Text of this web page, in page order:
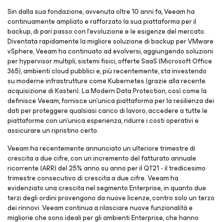
Sin dalla sua fondazione, avvenuta oltre 10 anni fa, Veeam ha
continuamente ampliato e rafforzato la sua piattaforma per il
backup, di pari passo con l’evoluzione e le esigenze del mercato.
Diventata rapidamente la migliore soluzione di backup per VMware
vSphere, Veeam ha continuato ad evolversi, aggiungendo soluzioni
per hypervisor multipli, sistemi fisici, offerte SaaS (Microsoft Office
365), ambienti cloud pubblici e, più recentemente, sta investendo
su moderne infrastrutture come Kubernetes (grazie alla recente
acquisizione di Kasten). La Modern Data Protection, così come la
definisce Veeam, fornisce un'unica piattaforma per la resilienza dei
dati per proteggere qualsiasi carico di lavoro, accedere a tutte le
piattaforme con un'unica esperienza, ridurre i costi operativi e
assicurare un ripristino certo.
Veeam ha recentemente annunciato un ulteriore trimestre di
crescita a due cifre, con un incremento del fatturato annuale
ricorrente (ARR) del 25% anno su anno per il Q1'21 - il tredicesimo
trimestre consecutivo di crescita a due cifre. Veeam ha
evidenziato una crescita nel segmento Enterprise, in quanto due
terzi degli ordini provengono da nuove licenze, contro solo un terzo
dei rinnovi. Veeam continua a rilasciare nuove funzionalità e
migliorie che sono ideali per gli ambienti Enterprise, che hanno